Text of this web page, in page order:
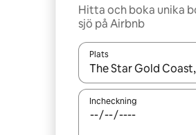
Hitta och boka unika
sjö på Airbnb
Plats
När resultaten är
Incheckning